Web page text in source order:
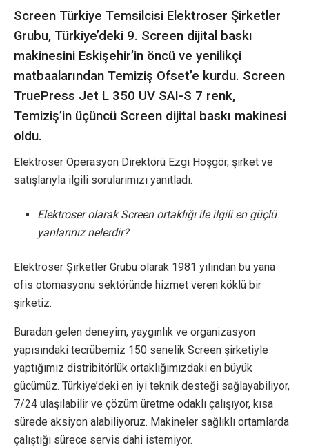
Screen Türkiye Temsilcisi Elektroser Şirketler
Grubu, Türkiye’deki 9. Screen dijital baskı
makinesini Eskişehir’in öncü ve yenilikçi
matbaalarından Temiziş Ofset’e kurdu. Screen
TruePress Jet L 350 UV SAI-S 7 renk,
Temiziş’in üçüncü Screen dijital baskı makinesi
oldu.
Elektroser Operasyon Direktörü Ezgi Hoşgör, şirket ve
satışlarıyla ilgili sorularımızı yanıtladı.
Elektroser olarak Screen ortaklığı ile ilgili en güçlü
yanlarınız nelerdir?
Elektroser Şirketler Grubu olarak 1981 yılından bu yana
ofis otomasyonu sektöründe hizmet veren köklü bir
şirketiz.
Buradan gelen deneyim, yaygınlık ve organizasyon
yapısındaki tecrübemiz 150 senelik Screen şirketiyle
yaptığımız distribitörlük ortaklığımızdaki en büyük
gücümüz. Türkiye’deki en iyi teknik desteği sağlayabiliyor,
7/24 ulaşılabilir ve çözüm üretme odaklı çalışıyor, kısa
sürede aksiyon alabiliyoruz. Makineler sağlıklı ortamlarda
çalıştığı sürece servis dahi istemiyor.